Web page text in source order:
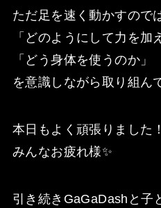
ただ足を速く動かすので
「どのようにして力を加
「どう身体を使うのか」
を意識しながら取り組ん
本日もよく頑張りました！
みんなお疲れ様✨
引き続きGaGaDashと子